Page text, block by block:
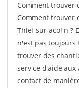
Comment trouver
Comment trouver
Thiel-sur-acolin ?
n'est pas toujours
trouver des
service d'aide
contact de